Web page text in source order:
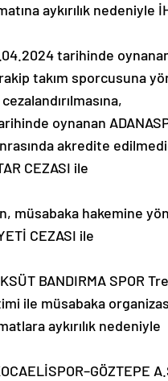
aykırılık nedeniyle
tarihinde
takım sporcusuna
oynanan
akredite
CEZASI ile
müsabaka hakemine
CEZASI ile
BANDIRMA SPOR
ile müsabaka
aykırılık nedeniyle